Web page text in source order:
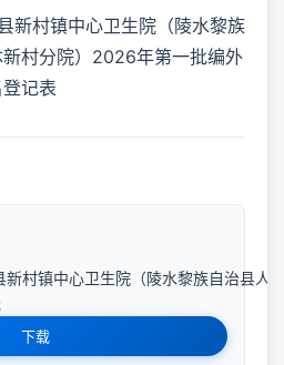
新村镇中心卫生院（陵水黎族
村分院）2026年第一批编外
记表
新村镇中心卫生院（陵水黎族自治县人
下载